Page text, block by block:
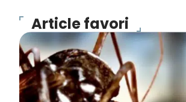
Article favori